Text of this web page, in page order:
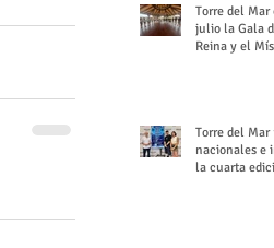
Torre del Mar
julio la Gala
Reina y el
Torre del Mar
nacionales e
la cuarta